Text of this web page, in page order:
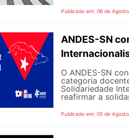
Publicado em: 06 de
ANDES-SN
O ANDES-SN
categoria
Solidariedade
reafirmar a
Publicado em: 05 de